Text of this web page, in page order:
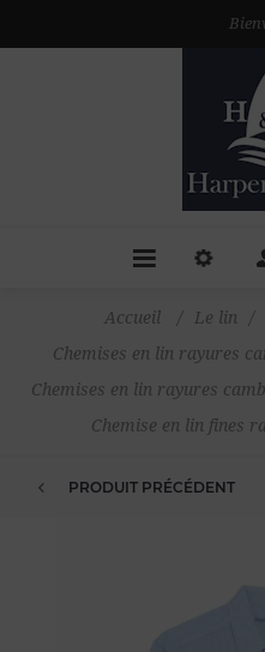
Accueil / Le lin /
Chemises en lin rayures
Chemises en lin rayures
Chemise en lin fines
PRODUIT PRÉCÉDENT